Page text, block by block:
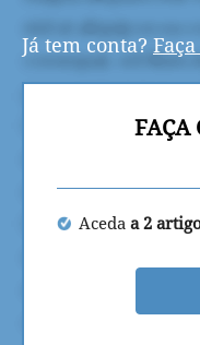
Já tem conta?
FAÇA
Aceda a 2